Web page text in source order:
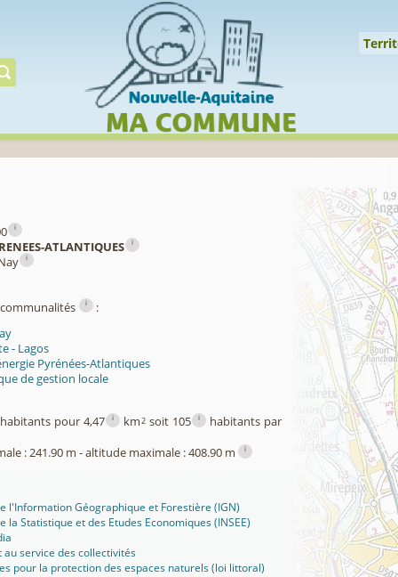
Gérer préserver
i
ATLANTIQUES i
i
i
:
- Lagos
Pyrénées-Atlantiques
de gestion locale
pour 4,47 i km2 soit 105 i habitants par
: 241.90 m - altitude maximale : 408.90 m i
l'Information Géographique et Forestière (IGN)
la Statistique et des Etudes Economiques (INSEE)
au service des collectivités
pour la protection des espaces naturels (loi littoral)
Cookies management panel